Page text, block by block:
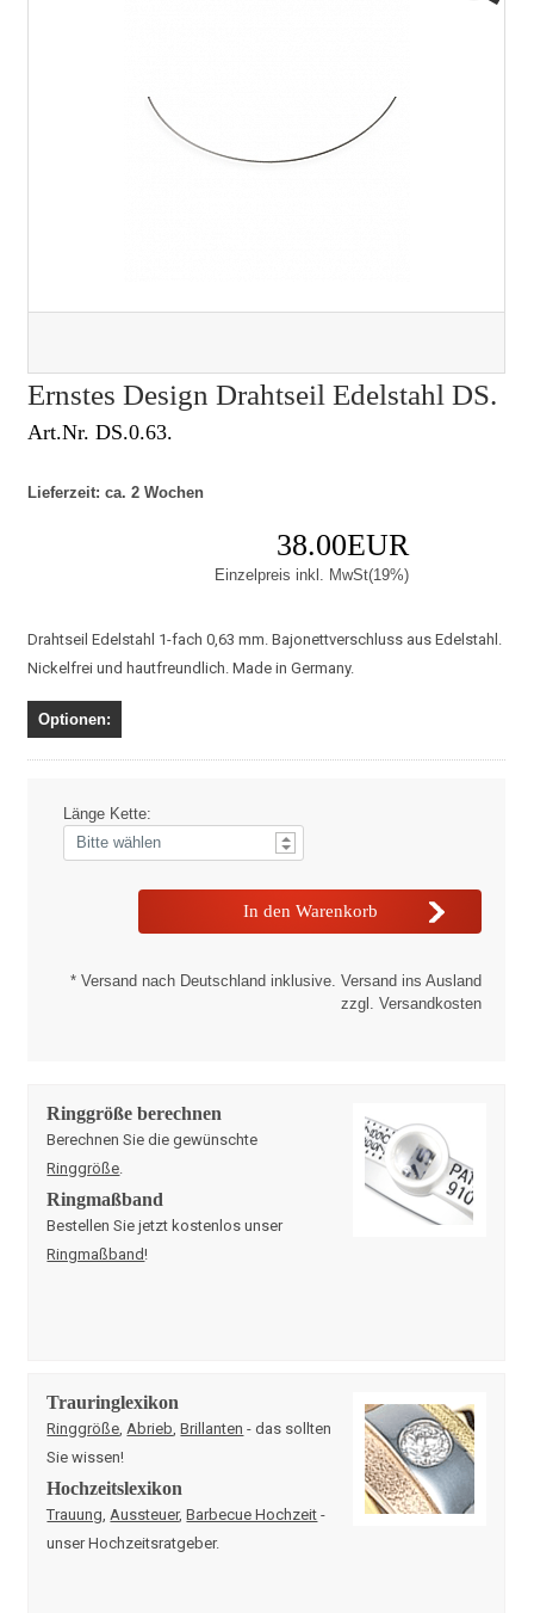
Ernstes Design Drahtseil Edelstahl DS.
Art.Nr. DS.0.63.
Lieferzeit: ca. 2 Wochen
38.00EUR
Einzelpreis inkl. MwSt(19%)
Drahtseil Edelstahl 1-fach 0,63 mm. Bajonettverschluss aus Edelstahl.
Nickelfrei und hautfreundlich. Made in Germany.
Optionen:
Länge Kette:
* Versand nach Deutschland inklusive. Versand ins Ausland
zzgl. Versandkosten
Ringgröße berechnen
Berechnen Sie die gewünschte
Ringgröße
Ringmaßband
Bestellen Sie jetzt kostenlos unser
Ringmaßband!
Trauringlexikon
Ringgröße Abrieb ,Brillanten - das sollten
Sie wissen!
Hochzeitslexikon
Trauung Aussteuer,Barbecue Hochzeit -
unser Hochzeitsratgeber.